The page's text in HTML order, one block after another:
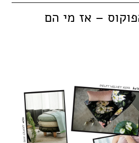
– אז מי הם